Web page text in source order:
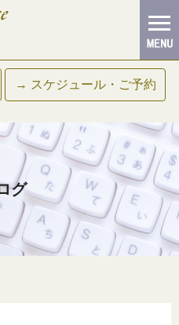
→ スケジュール・ご予約
グ